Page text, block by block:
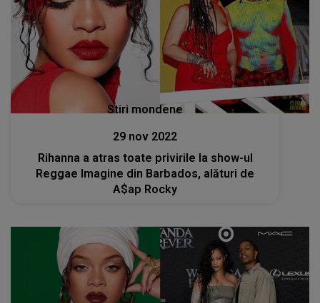
Stiri mondene
29 nov 2022
Rihanna a atras toate privirile la show-ul
Reggae Imagine din Barbados, alături de
A$ap Rocky